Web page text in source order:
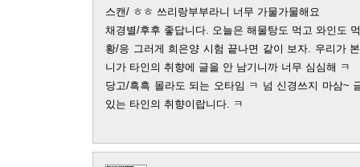
스캔/ ㅎㅎ 쓰리랑부부라니 너무 가물가물해요
채경별/후후 좋답니다. 오늘은 해물탕도 먹고 와인도
황/응 그러게 희은양 시험 끝나면 같이 보자. 우리가
니가 타인의 취향에 글을 안 남기니까 너무 심심해 ㅋ
당고/흑흑 몰라도 되는 오타임 ㅋ 넘 신경쓰지 마삼~
있는 타인의 취향이랍니다. ㅋ